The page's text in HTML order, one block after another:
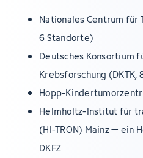
Nationales Centrum für
6 Standorte)
Deutsches Konsortium
Krebsforschung (DKTK,
Hopp-
Helmholtz-Institut für
(HI-TRON) Mainz – ein
DKFZ